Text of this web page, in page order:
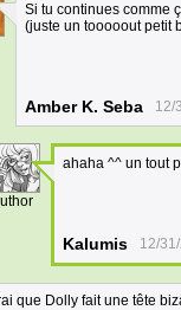
Si tu continues comme
(juste un tooooout petit
Amber K. Seba 12/
ahaha ^^ un tout
Kalumis 12/
que Dolly fait une tête